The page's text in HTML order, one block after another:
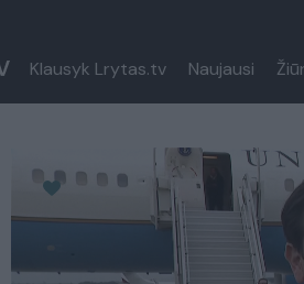
Klausyk Lrytas.tv Naujausi
Paremkite Ukrainą